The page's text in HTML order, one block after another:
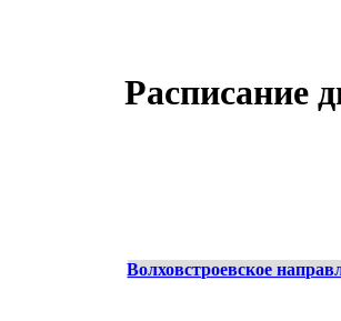
Расписание
Волховстроевское